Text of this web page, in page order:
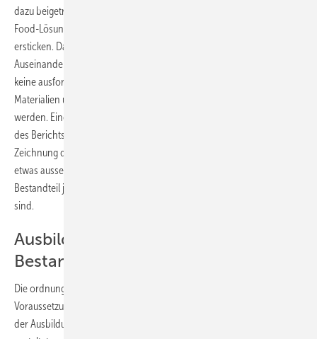
dazu beigetragen, dass er lernt, wie man etwas darstellen kann. Fast-
Food-Lösungen muss der Ausbilder folgerichtig gleich im Keim
ersticken. Damit das Ziel des Berichts – nämlich die technische
Auseinandersetzung mit einem Arbeitsablauf – erreicht wird, sind
keine ausformulierten Texte nötig. Arbeitsabläufe, erforderliche
Materialien und Werkzeuge dürfen ruhig stichpunktartig festgehalten
werden. Eine Zeichnung muss dabei nicht grundsätzlich Bestandteil
des Berichts sein. Gezeichnet werden sollte nur dann, wenn die
Zeichnung der Verdeutlichung eines Arbeitsablaufes dient. Wie so
etwas aussehen kann, zeigen wir in den Musterberichten, die
Bestandteil jeder Ausgabe unserer Nachwuchszeitschrift SBZ-Monteur
sind.
Ausbildungsnachweise sind
Bestandteil der Ausbildung
Die ordnungsgemäß geführten Ausbildungsnachweise sind eine
Voraussetzung für die Zulassung zur Gesellenprüfung. Ebenso wird in
der Ausbildungsverordnung die ­Führung eines – wie auch immer